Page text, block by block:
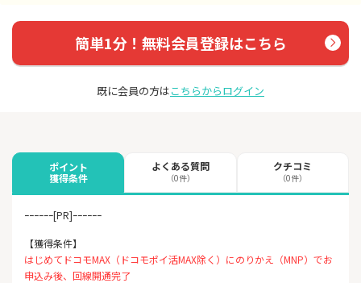
簡単1分！無料会員登録はこちら
既に会員の方はこちらからログイン
ポイント
獲得条件
よくある質問
（0件）
クチコミ
（0件）
ｰｰｰｰｰｰ[PR]ｰｰｰｰｰｰ
【獲得条件】
はじめてドコモMAX（ドコモポイ活MAX除く）にのりかえ（MNP）でお
申込み後、回線開通完了